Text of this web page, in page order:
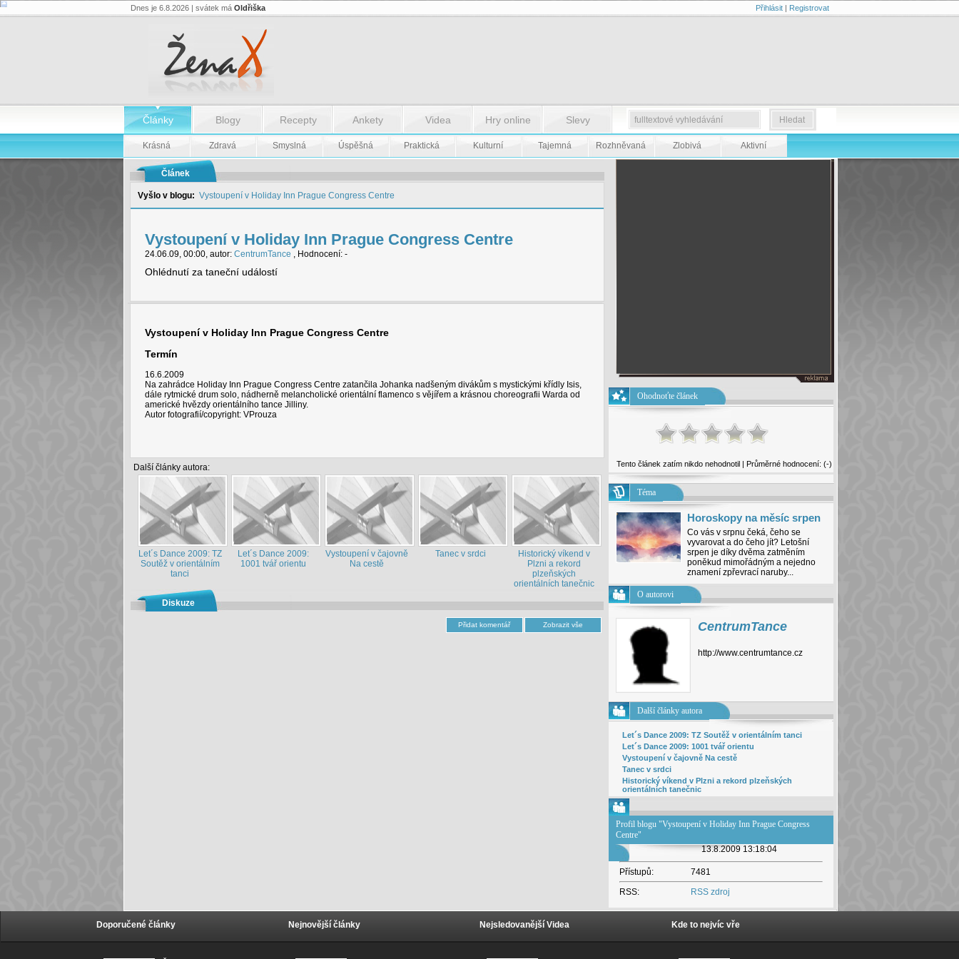
Vystoupení
Holiday
Inn
Congress
Dnes je 6.8.2026 | svátek má Oldřiška Přihlásit| Registrovat
Články Blogy Recepty Ankety Videa Hry online Slevy
Krásná Zdravá Smyslná Úspěšná Praktická Kulturní Tajemná Rozhněvaná Zlobivá Aktivní
Článek
Vyšlo v blogu: Vystoupení v Holiday Inn Prague Congress Centre
Vystoupení v Holiday Inn Prague Congress Centre
24.06.09, 00:00, autor: CentrumTance , Hodnocení: -
Ohlédnutí za taneční událostí
Vystoupení v Holiday Inn Prague Congress Centre
Termín
16.6.2009
Na zahrádce Holiday Inn Prague Congress Centre zatančila Johanka nadšeným divákům s mystickými křídly Isis,
dále rytmické drum solo, nádherně melancholické orientální flamenco s vějířem a krásnou choreografii Warda od
americké hvězdy orientálního tance Jilliny.
Autor fotografií/copyright: VProuza
Další články autora:
Let´s Dance 2009: TZ
Soutěž v orientálním
tanci
Let´s Dance 2009:
1001 tvář orientu
Vystoupení v čajovně
Na cestě
Tanec v srdci
Historický víkend v
Plzni a rekord
plzeňských
orientálních tanečnic
Diskuze
Ohodnoťte článek
Tento článek zatím nikdo nehodnotil | Průměrné hodnocení: (-)
Téma
Horoskopy na měsíc srpen
Co vás v srpnu čeká, čeho se
vyvarovat a do čeho jít? Letošní
srpen je díky dvěma zatměním
poněkud mimořádným a nejedno
znamení zpřevrací naruby...
O autorovi
CentrumTance
http://www.centrumtance.cz
Další články autora
Let´s Dance 2009: TZ Soutěž v orientálním tanci
Let´s Dance 2009: 1001 tvář orientu
Vystoupení v čajovně Na cestě
Tanec v srdci
Historický víkend v Plzni a rekord plzeňských
orientálních tanečnic
Profil blogu "Vystoupení v Holiday Inn Prague Congress
Centre"
Založen:
13.8.2009 13:18:04
Přístupů:
7481
RSS:
RSS zdroj
Doporučené články Nejnovější články Nejsledovanější Videa Kde to nejvíc vře